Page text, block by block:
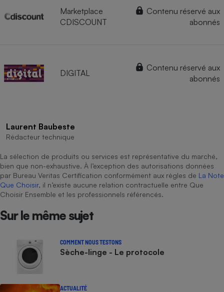
Marketplace
CDISCOUNT
Contenu réservé aux
abonnés
DIGITAL
Contenu réservé aux
abonnés
Laurent Baubeste
Rédacteur technique
La sélection de produits ou services est représentative du marché,
bien que non-exhaustive. À l’exception des autorisations données
par Bureau Veritas Certification conformément aux règles de La Note
Que Choisir, il n’existe aucune relation contractuelle entre Que
Choisir Ensemble et les professionnels référencés.
Sur le même sujet
COMMENT NOUS TESTONS
Sèche-linge - Le protocole
ACTUALITÉ